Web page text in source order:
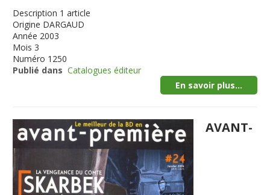
Description 1 article
Origine DARGAUD
Année 2003
Mois 3
Numéro 1250
Publié dans Catalogues éditeur
En savoir plus...
AVANT-